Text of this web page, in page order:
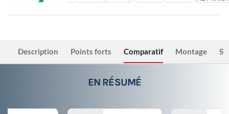
Description Points forts Comparatif Montage
EN RÉSUMÉ